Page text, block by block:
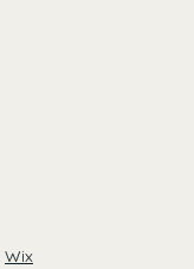
Wix